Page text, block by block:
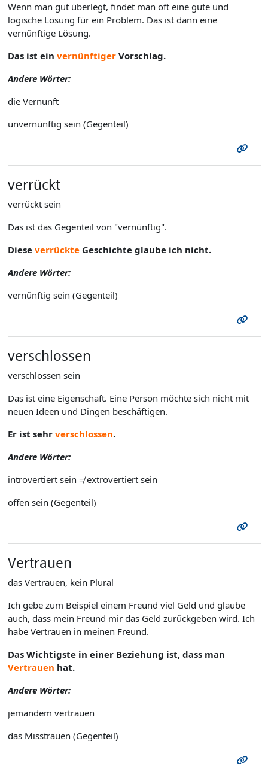
Wenn man gut überlegt, findet man oft eine gute und
logische Lösung für ein Problem. Das ist dann eine
vernünftige Lösung.
Das ist ein vernünftigerVorschlag.
Andere Wörter:
die Vernunft
unvernünftig sein (Gegenteil)
verrückt
verrückt sein
Das ist das Gegenteil von "vernünftig".
Diese verrückteGeschichte glaube ich nicht.
Andere Wörter:
vernünftig sein (Gegenteil)
verschlossen
verschlossen sein
Das ist eine Eigenschaft. Eine Person möchte sich nicht mit
neuen Ideen und Dingen beschäftigen.
Er ist sehr verschlossen.
Andere Wörter:
introvertiert sein ≠ extrovertiert sein
offen sein (Gegenteil)
Vertrauen
das Vertrauen, kein Plural
Ich gebe zum Beispiel einem Freund viel Geld und glaube
auch, dass mein Freund mir das Geld zurückgeben wird. Ich
habe Vertrauen in meinen Freund.
Das Wichtigste in einer Beziehung ist, dass man
Vertrauen hat.
Andere Wörter:
jemandem vertrauen
das Misstrauen (Gegenteil)